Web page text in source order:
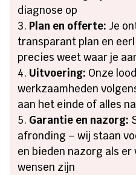
diagnose op
Plan en offerte: Je
transparant plan en
precies weet waar je
Uitvoering: Onze
werkzaamheden
aan het einde of alles
Garantie en nazorg:
afronding – wij staan
en bieden nazorg als
wensen zijn